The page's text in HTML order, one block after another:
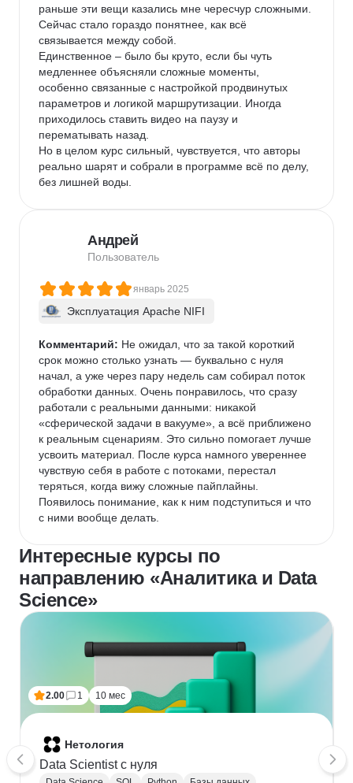
раньше эти вещи казались мне чересчур сложными.
Сейчас стало гораздо понятнее, как всё
связывается между собой.
Единственное – было бы круто, если бы чуть
медленнее объясняли сложные моменты,
особенно связанные с настройкой продвинутых
параметров и логикой маршрутизации. Иногда
приходилось ставить видео на паузу и
перематывать назад.
Но в целом курс сильный, чувствуется, что авторы
реально шарят и собрали в программе всё по делу,
без лишней воды.
Андрей
Пользователь
январь 2025
Эксплуатация Apache NIFI
Комментарий: Не ожидал, что за такой короткий
срок можно столько узнать — буквально с нуля
начал, а уже через пару недель сам собирал поток
обработки данных. Очень понравилось, что сразу
работали с реальными данными: никакой
«сферической задачи в вакууме», а всё приближено
к реальным сценариям. Это сильно помогает лучше
усвоить материал. После курса намного увереннее
чувствую себя в работе с потоками, перестал
теряться, когда вижу сложные пайплайны.
Появилось понимание, как к ним подступиться и что
с ними вообще делать.
Интересные курсы по
направлению «Аналитика и Data
Science»
2.00 1 10 мес
Нетология
Data Scientist с нуля